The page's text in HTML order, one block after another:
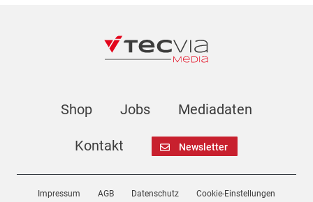
Shop Jobs Mediadaten
Kontakt Newsletter
Impressum AGB Datenschutz Cookie-Einstellungen